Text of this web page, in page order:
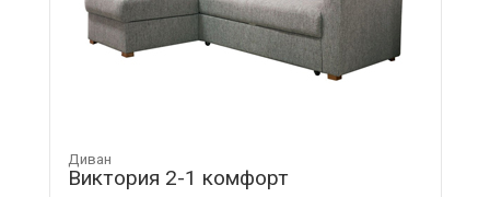
Диван
Виктория 2-1 комфорт